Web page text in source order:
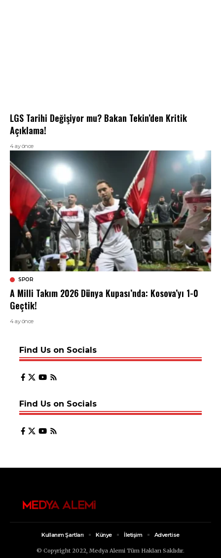
LGS Tarihi Değişiyor mu? Bakan Tekin’den Kritik
Açıklama!
4 ay önce
SPOR
A Milli Takım 2026 Dünya Kupası’nda: Kosova’yı 1-0
Geçtik!
4 ay önce
Find Us on Socials
Find Us on Socials
© Copyright 2022, Medya Alemi Tüm Hakları Saklıdır.
Kullanım Şartları Künye İletişim Advertise